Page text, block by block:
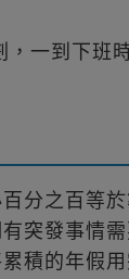
一到下班
分之百等於
突發事情
積的年假